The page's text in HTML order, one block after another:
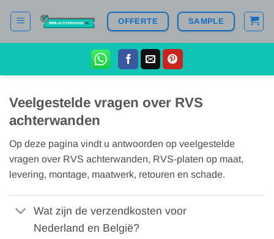
naar
OFFERTE SAMPLE
Veelgestelde vragen over RVS
achterwanden
Op deze pagina vindt u antwoorden op veelgestelde
vragen over RVS achterwanden, RVS-platen op maat,
levering, montage, maatwerk, retouren en schade.
Wat zijn de verzendkosten voor
Nederland en België?